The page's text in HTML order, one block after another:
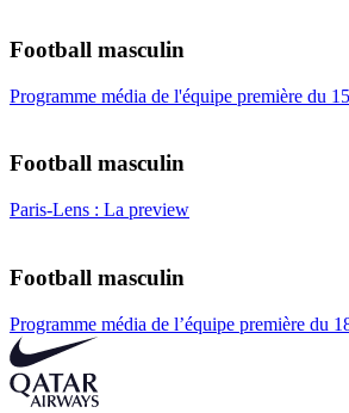
Football masculin
Programme média de l'équipe première du
Football masculin
Paris-Lens : La preview
Football masculin
Programme média de l’équipe première du